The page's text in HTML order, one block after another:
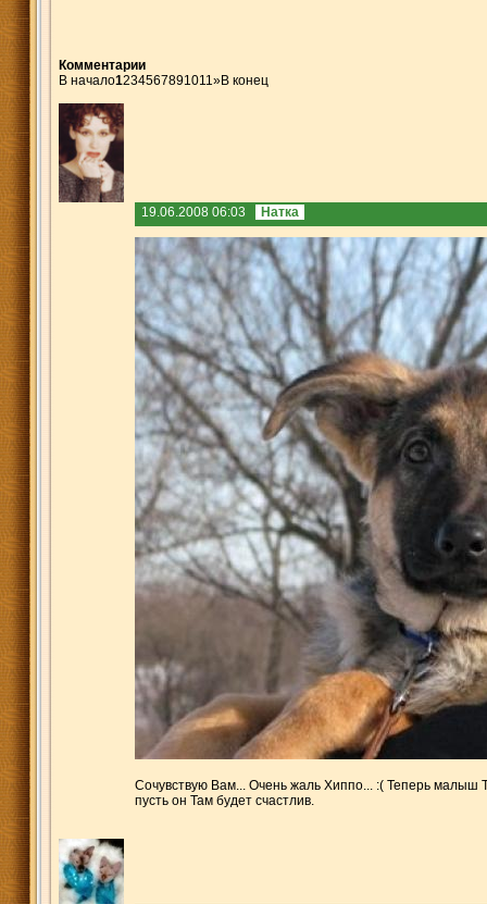
Комментарии
В начало1234567891011»В конец
19.06.2008 06:03 Натка
Сочувствую Вам... Очень жаль Хиппо... :( Теперь малыш
пусть он Там будет счастлив.